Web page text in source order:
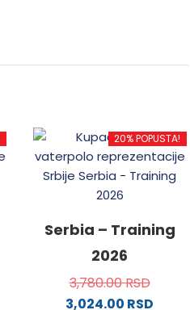
20% POPUSTA!
Serbia – Training
2026
3,780.00RSD
3,024.00 RSD